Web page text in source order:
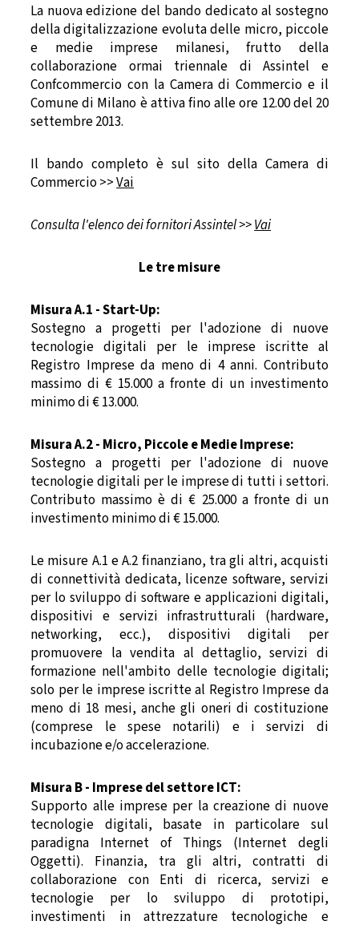
La nuova edizione del bando dedicato al sostegno
della digitalizzazione evoluta delle micro, piccole
e medie imprese milanesi, frutto della
collaborazione ormai triennale di Assintel e
Confcommercio con la Camera di Commercio e il
Comune di Milano è attiva fino alle ore 12.00 del 20
settembre 2013.
Il bando completo è sul sito della Camera di
Commercio >>Vai
Consulta l'elenco dei fornitori Assintel >>Vai
Le tre misure
Misura A.1 - Start-Up:
Sostegno a progetti per l'adozione di nuove
tecnologie digitali per le imprese iscritte al
Registro Imprese da meno di 4 anni. Contributo
massimo di € 15.000 a fronte di un investimento
minimo di € 13.000.
Misura A.2 - Micro, Piccole e Medie Imprese:
Sostegno a progetti per l'adozione di nuove
tecnologie digitali per le imprese di tutti i settori.
Contributo massimo è di € 25.000 a fronte di un
investimento minimo di € 15.000.
Le misure A.1 e A.2 finanziano, tra gli altri, acquisti
di connettività dedicata, licenze software, servizi
per lo sviluppo di software e applicazioni digitali,
dispositivi e servizi infrastrutturali (hardware,
networking, ecc.), dispositivi digitali per
promuovere la vendita al dettaglio, servizi di
formazione nell'ambito delle tecnologie digitali;
solo per le imprese iscritte al Registro Imprese da
meno di 18 mesi, anche gli oneri di costituzione
(comprese le spese notarili) e i servizi di
incubazione e/o accelerazione.
Misura B - Imprese del settore ICT:
Supporto alle imprese per la creazione di nuove
tecnologie digitali, basate in particolare sul
paradigna Internet of Things (Internet degli
Oggetti). Finanzia, tra gli altri, contratti di
collaborazione con Enti di ricerca, servizi e
tecnologie per lo sviluppo di prototipi,
investimenti in attrezzature tecnologiche e